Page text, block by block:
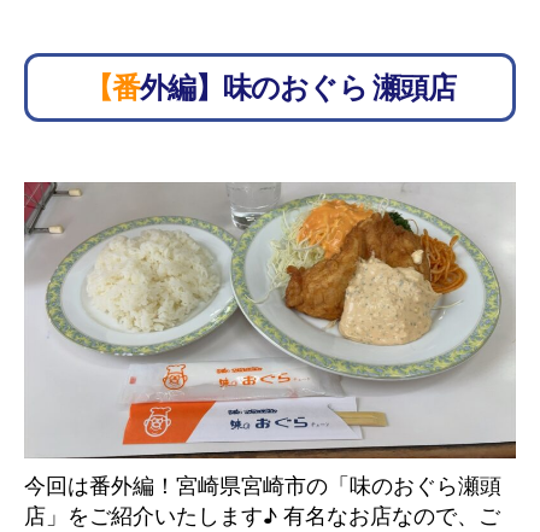
【番外編】味のおぐら 瀬頭店
今回は番外編！宮崎県宮崎市の「味のおぐら瀬頭
店」をご紹介いたします♪ 有名なお店なので、ご